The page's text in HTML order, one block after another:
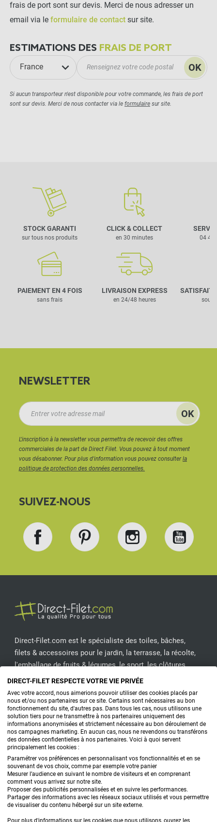
frais de port sont sur devis. Merci de nous adresser un
email via le formulaire de contact sur site.
ESTIMATIONS DES FRAIS DE PORT
France OK
Si aucun transporteur n'est disponible pour votre commande, les frais de port
sont sur devis. Merci de nous contacter via le formulaire sur site.
STOCK GARANTI
sur tous nos produits
CLICK & COLLECT
en 30 minutes
PAIEMENT EN 4 FOIS
sans frais
LIVRAISON EXPRESS
en 24/48 heures
04 42
SATISFAIT
sous
NEWSLETTER
L'inscription à la newsletter vous permettra de recevoir des offres
commerciales de la part de Direct Filet. Vous pouvez à tout moment
vous désabonner. Pour plus d'information vous pouvez consulterla
politique de protection des données personnelles.
SUIVEZ-NOUS
Direct-Filet.com est le spécialiste des toiles, bâches,
filets & accessoires pour le jardin, la terrasse, la récolte,
l'emballage de fruits & légumes, le sport, les clôtures...
CONTACTEZ-NOUS
PRODUITS
CONSEILS
FAQ
DEMANDE DE DEVIS
DIRECT-FILET RESPECTE VOTRE VIE PRIVÉE
Avec votre accord, nous aimerions pouvoir utiliser des cookies placés par
nous et/ou nos partenaires sur ce site. Certains sont nécessaires au bon
fonctionnement du site, d'autres pas. Dans tous les cas, nous utilisons une
solution tiers pour ne transmettre à nos partenaires uniquement des
informations anonymisées et strictement nécessaire au bon déroulement de
nos campagnes marketing. En aucun cas, nous ne revendons ou transférons
des données confidentielles à nos partenaires. Voici à quoi servent
principalement les cookies :
Paramétrer vos préférences en personnalisant vos fonctionnalités et en se
souvenant de vos choix, comme par exemple votre panier
Mesurer l’audience en suivant le nombre de visiteurs et en comprenant
comment vous arrivez sur notre site.
Proposer des publicités personnalisées et en suivre les performances.
Partager des informations avec les réseaux sociaux utilisés et vous permettre
de visualiser du contenu hébergé sur un site externe.
Pour plus d'informations sur les cookies que nous utilisons, ouvrez les